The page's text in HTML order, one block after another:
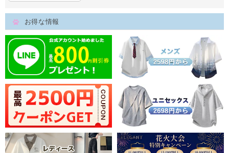
お得な情報